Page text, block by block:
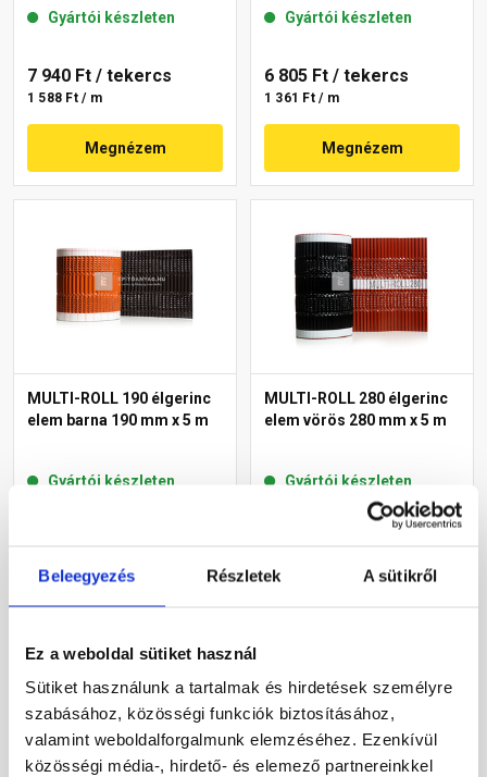
Beleegyezés Részletek A sütikről
Ez a weboldal sütiket használ
Sütiket használunk a tartalmak és hirdetések személyre
szabásához, közösségi funkciók biztosításához,
valamint weboldalforgalmunk elemzéséhez. Ezenkívül
közösségi média-, hirdető- és elemező partnereinkkel
Gyártói készleten
7 940 Ft / tekercs
1 588 Ft / m
Megnézem
Gyártói készleten
6 805 Ft / tekercs
1 361 Ft / m
Megnézem
MULTI-ROLL 190 élgerinc
elem barna 190 mm x 5 m
Gyártói készleten
Megnézem
MULTI-ROLL 280 élgerinc
elem vörös 280 mm x 5 m
Gyártói készleten